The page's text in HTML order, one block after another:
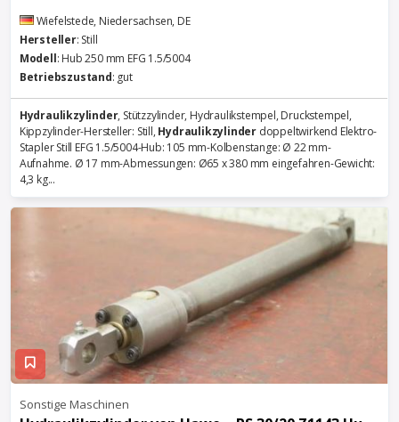
Wiefelstede, Niedersachsen, DE
Hersteller: Still
Modell: Hub 250 mm EFG 1.5/5004
Betriebszustand: gut
Hydraulikzylinder, Stützzylinder, Hydraulikstempel, Druckstempel,
Kippzylinder-Hersteller: Still, Hydraulikzylinder doppeltwirkend Elektro-
Stapler Still EFG 1.5/5004-Hub: 105 mm-Kolbenstange: Ø 22 mm-
Aufnahme. Ø 17 mm-Abmessungen: Ø65 x 380 mm eingefahren-Gewicht:
4,3 kg...
Sonstige Maschinen